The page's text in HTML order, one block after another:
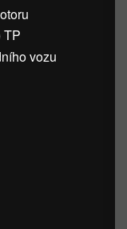
TP
vozu